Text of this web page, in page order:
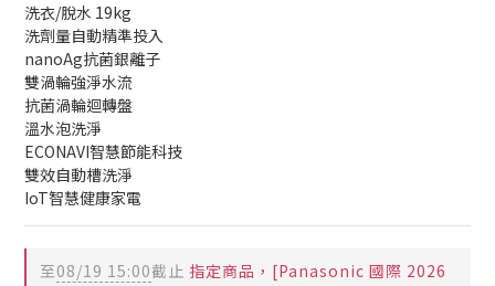
洗衣/脫水 19kg
洗劑量自動精準投入
nanoAg抗菌銀離子
雙渦輪強淨水流
抗菌渦輪迴轉盤
溫水泡洗淨
ECONAVI智慧節能科技
雙效自動槽洗淨
IoT智慧健康家電
至08/19 15:00截止 指定商品，[Panasonic 國際 2026